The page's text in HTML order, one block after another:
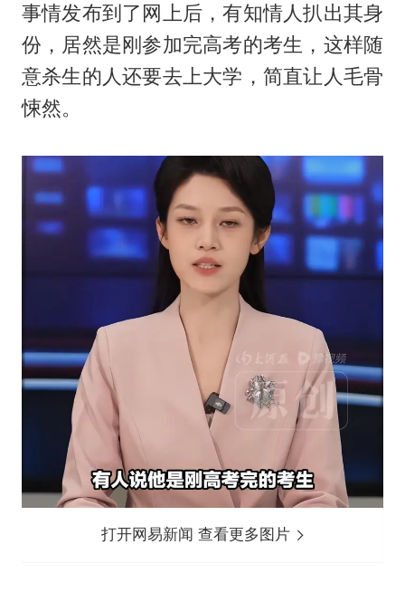
事情发布到了网上后，有知情人扒出其身
份，居然是刚参加完高考的考生，这样随
意杀生的人还要去上大学，简直让人毛骨
悚然。
打开网易新闻 查看更多图片